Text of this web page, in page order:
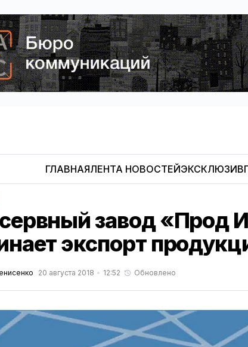
ГЛАВНАЯЛЕНТА НОВОСТЕЙЭКСКЛЮЗИВ
завод «Прод
экспорт
20 августа 2018 12:52 Обновлено